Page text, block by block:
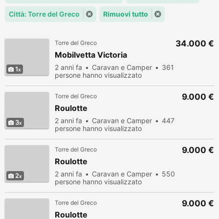
Città: Torre del Greco Rimuovi tutto
1
Torre del Greco
Mobilvetta Victoria
2 anni fa Caravan e Camper
361
persone hanno visualizzato
34.000 €
3
Torre del Greco
Roulotte
2 anni fa Caravan e Camper
447
persone hanno visualizzato
9.000 €
2
Torre del Greco
Roulotte
2 anni fa Caravan e Camper
550
persone hanno visualizzato
9.000 €
Torre del Greco
Roulotte
9.000 €